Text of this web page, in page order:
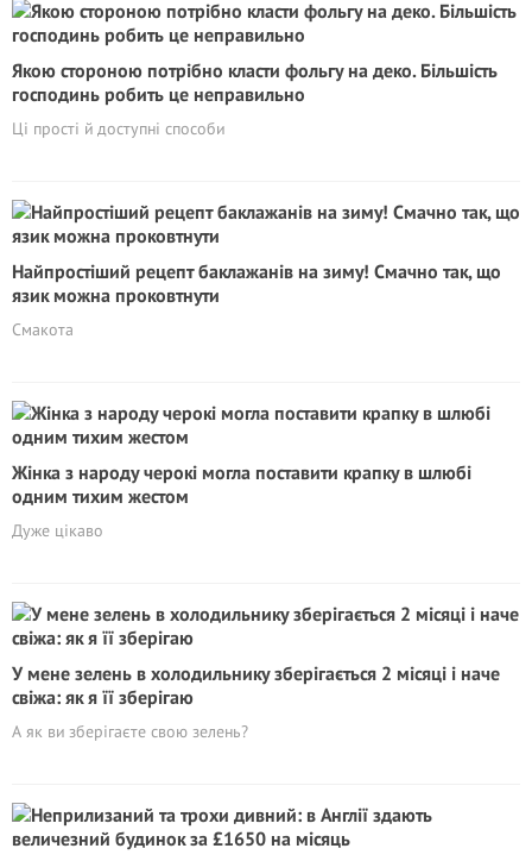
Якою стороною потрібно класти фольгу на деко. Більшість
господинь робить це неправильно
Ці прості й доступні способи
Найпростіший рецепт баклажанів на зиму! Смачно так, що
язик можна проковтнути
Смакота
Жінка з народу черокі могла поставити крапку в шлюбі
одним тихим жестом
Дуже цікаво
У мене зелень в холодильнику зберігається 2 місяці і наче
свіжа: як я її зберігаю
А як ви зберігаєте свою зелень?